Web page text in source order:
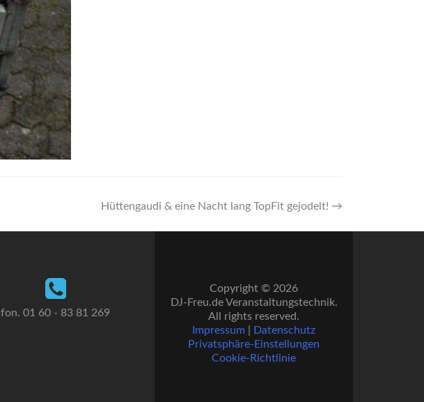
Hüttengaudi & eine Nacht lang TopFit gejodelt! →
fon. 01 60 - 83 81 269
Copyright © 2026
DJ-Freu.de Veranstaltungstechnik.
All rights reserved.
Impressum
Datenschutz
Privatsphäre-Einstellungen
Cookie-Richtlinie